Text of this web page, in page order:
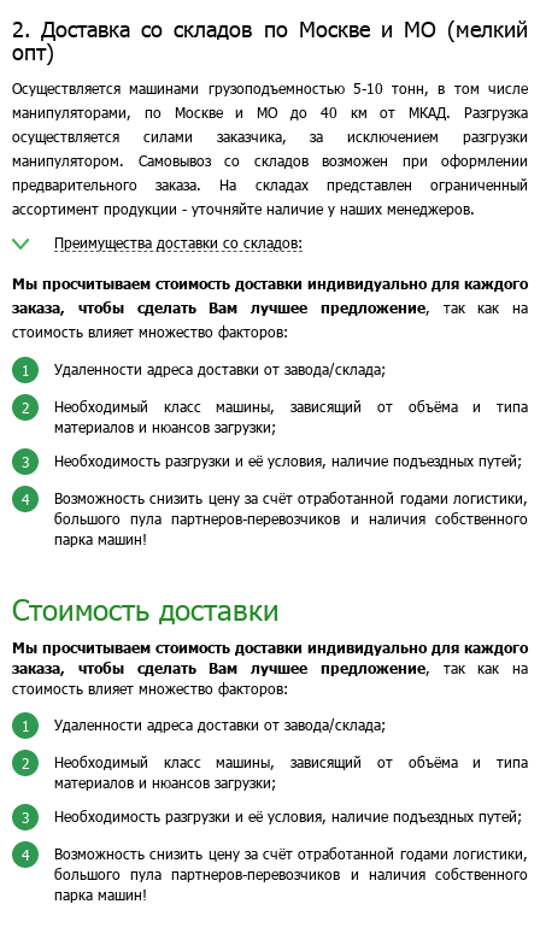
2. Доставка со складов по Москве и МО (мелкий
опт)
Осуществляется машинами грузоподъемностью 5-10 тонн, в том числе
манипуляторами, по Москве и МО до 40 км от МКАД. Разгрузка
осуществляется силами заказчика, за исключением разгрузки
манипулятором. Самовывоз со складов возможен при оформлении
предварительного заказа. На складах представлен ограниченный
ассортимент продукции - уточняйте наличие у наших менеджеров.
Преимущества доставки со складов:
Мы просчитываем стоимость доставки индивидуально для каждого
заказа, чтобы сделать Вам лучшее предложение, так как на
стоимость влияет множество факторов:
1 Удаленности адреса доставки от завода/склада;
2
Необходимый класс машины, зависящий от объёма и типа
материалов и нюансов загрузки;
3 Необходимость разгрузки и её условия, наличие подъездных путей;
4
Возможность снизить цену за счёт отработанной годами логистики,
большого пула партнеров-перевозчиков и наличия собственного
парка машин!
Стоимость доставки
Мы просчитываем стоимость доставки индивидуально для каждого
заказа, чтобы сделать Вам лучшее предложение, так как на
стоимость влияет множество факторов:
1 Удаленности адреса доставки от завода/склада;
2
Необходимый класс машины, зависящий от объёма и типа
материалов и нюансов загрузки;
3 Необходимость разгрузки и её условия, наличие подъездных путей;
4
Возможность снизить цену за счёт отработанной годами логистики,
большого пула партнеров-перевозчиков и наличия собственного
парка машин!